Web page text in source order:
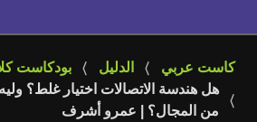
كاست عربي الدليل
بودكاست
هل هندسة الاتصالات اختيار غلط؟
من المجال؟ | عمرو أشرف